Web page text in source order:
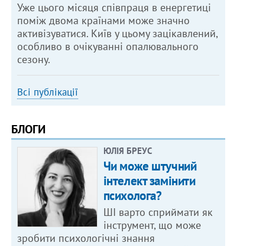
Уже цього місяця співпраця в енергетиці
поміж двома країнами може значно
активізуватися. Київ у цьому зацікавлений,
особливо в очікуванні опалювального
сезону.
Всі публікації
БЛОГИ
ЮЛІЯ БРЕУС
Чи може штучний
інтелект замінити
психолога?
ШІ варто сприймати як
інструмент, що може
зробити психологічні знання